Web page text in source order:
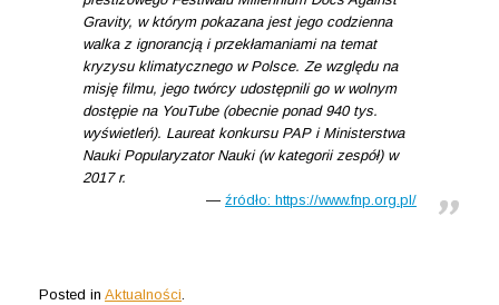
Gravity, w którym pokazana jest jego codzienna
walka z ignorancją i przekłamaniami na temat
kryzysu klimatycznego w Polsce. Ze względu na
misję filmu, jego twórcy udostępnili go w wolnym
dostępie na YouTube (obecnie ponad 940 tys.
wyświetleń). Laureat konkursu PAP i Ministerstwa
Nauki Popularyzator Nauki (w kategorii zespół) w
2017 r.
źródło: https://www.fnp.org.pl/
Posted in Aktualności.